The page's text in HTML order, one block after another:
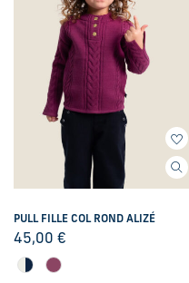
PULL FILLE COL ROND ALIZÉ
45,00 €